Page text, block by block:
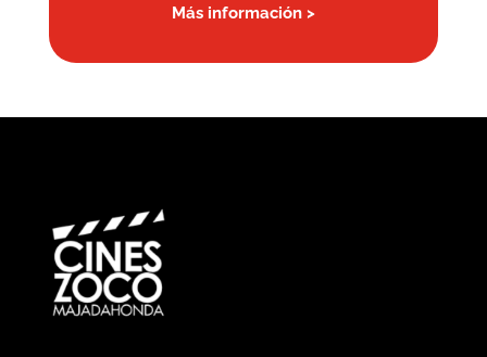
Más información >